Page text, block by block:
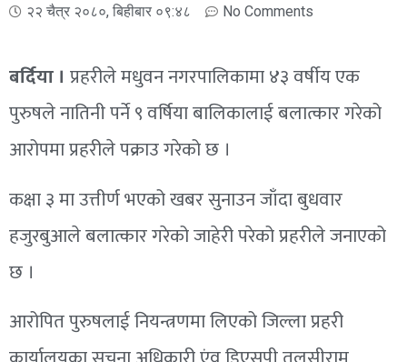
२२ चैत्र २०८०, बिहीबार ०९:४८
No Comments
बर्दिया । प्रहरीले मधुवन नगरपालिकामा ४३ वर्षीय एक
पुरुषले नातिनी पर्ने ९ वर्षिया बालिकालाई बलात्कार गरेको
आरोपमा प्रहरीले पक्राउ गरेको छ ।
कक्षा ३ मा उत्तीर्ण भएको खबर सुनाउन जाँदा बुधवार
हजुरबुआले बलात्कार गरेको जाहेरी परेको प्रहरीले जनाएको
छ ।
आरोपित पुरुषलाई नियन्त्रणमा लिएको जिल्ला प्रहरी